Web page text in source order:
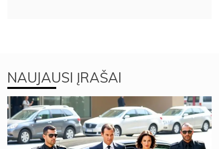
NAUJAUSI ĮRAŠAI